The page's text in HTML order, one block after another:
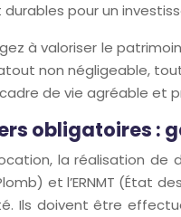
pour un
à valoriser le
non négligeable,
de vie agréable et
obligatoires :
la réalisation de
et l’ERNMT (État
Ils doivent être